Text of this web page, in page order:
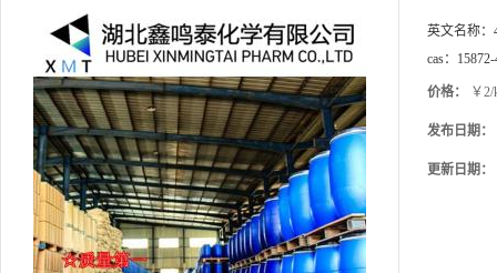
英文名称：
cas：
价格： ￥2/
发布日期：
更新日期：